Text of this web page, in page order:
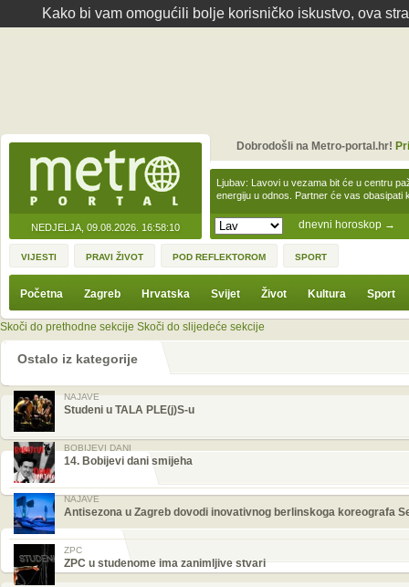
Kako bi vam omogućili bolje korisničko iskustvo, ova
NEDJELJA, 09.08.2026. 16:58:10 dnevni horoskop →
Ljubav: Lavovi u vezama bit će u centru
energiju u odnos. Partner će vas obasipati
Dobrodošli na Metro-portal.hr!
VIJESTI PRAVI ŽIVOT POD REFLEKTOROM SPORT
Početna Zagreb Hrvatska Svijet Život Kultura Sport
Skoči do prethodne sekcije Skoči do slijedeće sekcije
Ostalo iz kategorije
NAJAVE
Studeni u TALA PLE(j)S-u
BOBIJEVI DANI
14. Bobijevi dani smijeha
NAJAVE
Antisezona u Zagreb dovodi inovativnog berlinskoga koreografa
ZPC
ZPC u studenome ima zanimljive stvari